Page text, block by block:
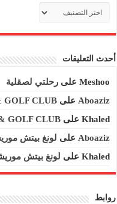
اقسام
المدونة
أحدث التعليقات
Meshooعلى رحلتي لصقلية
Aboazizعلى GOLF CLUB
Khaledعلى GOLF CLUB
Aboazizعلى لونغ بيتش
Khaledعلى لونغ بيتش
روابط